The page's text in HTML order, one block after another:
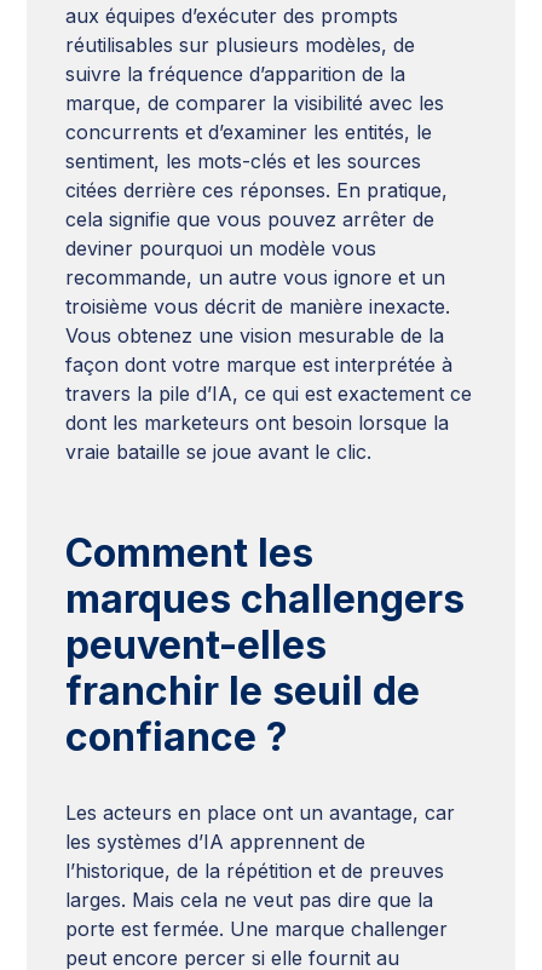
aux équipes d’exécuter des prompts
réutilisables sur plusieurs modèles, de
suivre la fréquence d’apparition de la
marque, de comparer la visibilité avec les
concurrents et d’examiner les entités, le
sentiment, les mots-clés et les sources
citées derrière ces réponses. En pratique,
cela signifie que vous pouvez arrêter de
deviner pourquoi un modèle vous
recommande, un autre vous ignore et un
troisième vous décrit de manière inexacte.
Vous obtenez une vision mesurable de la
façon dont votre marque est interprétée à
travers la pile d’IA, ce qui est exactement ce
dont les marketeurs ont besoin lorsque la
vraie bataille se joue avant le clic.
Comment les
marques challengers
peuvent-elles
franchir le seuil de
confiance ?
Les acteurs en place ont un avantage, car
les systèmes d’IA apprennent de
l’historique, de la répétition et de preuves
larges. Mais cela ne veut pas dire que la
porte est fermée. Une marque challenger
peut encore percer si elle fournit au